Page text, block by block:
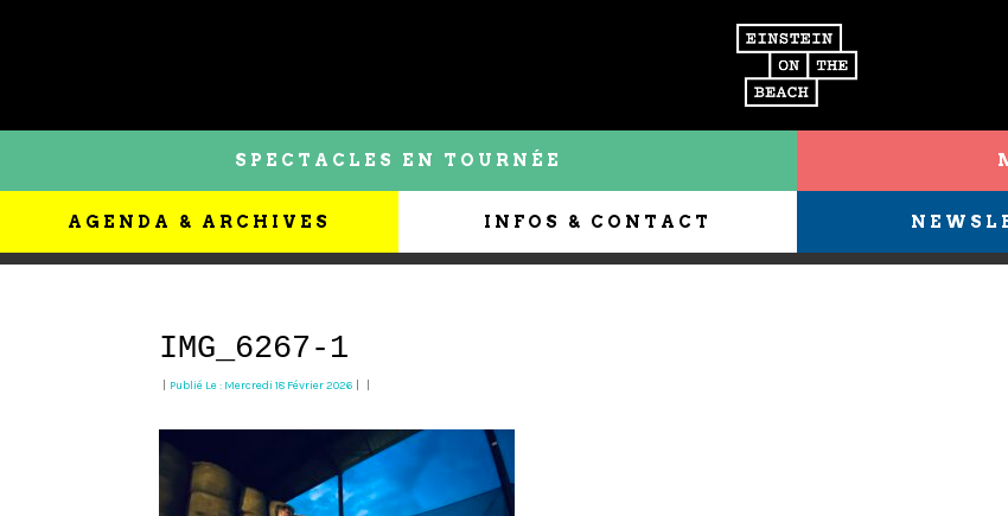
SPECTACLES EN TOURNÉE
AGENDA & ARCHIVES INFOS & CONTACT
IMG_6267-1
Publié Le : Mercredi 18 Février 2026